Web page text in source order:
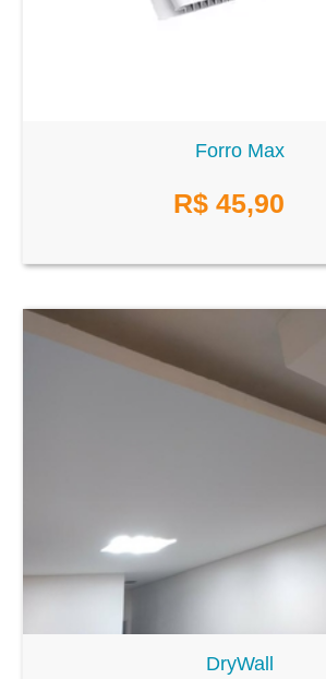
Forro Max
R$ 45,90
DryWall